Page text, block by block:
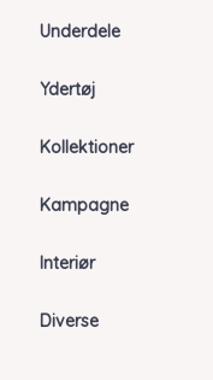
Underdele
Ydertøj
Kollektioner
Kampagne
Interiør
Diverse